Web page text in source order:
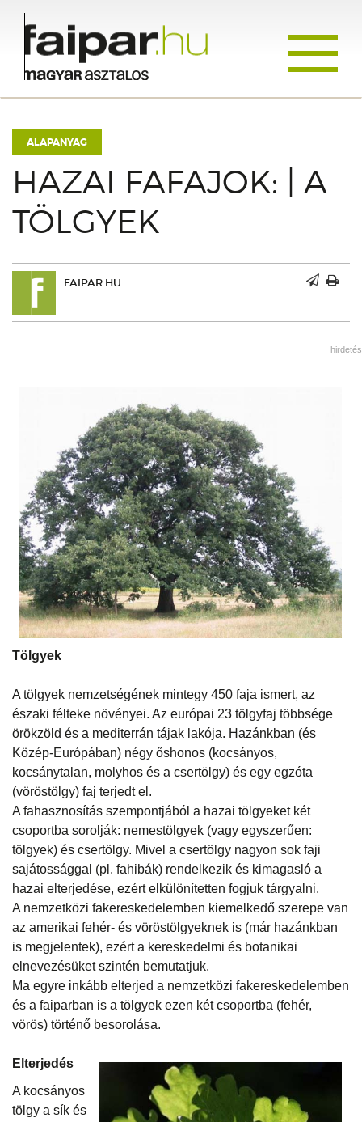
ALAPANYAG
HAZAI FAFAJOK: | A
TÖLGYEK
FAIPAR.HU
hirdetés
Tölgyek
A tölgyek nemzetségének mintegy 450 faja ismert, az
északi félteke növényei. Az európai 23 tölgyfaj többsége
örökzöld és a mediterrán tájak lakója. Hazánkban (és
Közép-Európában) négy őshonos (kocsányos,
kocsánytalan, molyhos és a csertölgy) és egy egzóta
(vöröstölgy) faj terjedt el.
A fahasznosítás szempontjából a hazai tölgyeket két
csoportba sorolják: nemestölgyek (vagy egyszerűen:
tölgyek) és csertölgy. Mivel a csertölgy nagyon sok faji
sajátossággal (pl. fahibák) rendelkezik és kimagasló a
hazai elterjedése, ezért elkülönítetten fogjuk tárgyalni.
A nemzetközi fakereskedelemben kiemelkedő szerepe van
az amerikai fehér- és vöröstölgyeknek is (már hazánkban
is megjelentek), ezért a kereskedelmi és botanikai
elnevezésüket szintén bemutatjuk.
Ma egyre inkább elterjed a nemzetközi fakereskedelemben
és a faiparban is a tölgyek ezen két csoportba (fehér,
vörös) történő besorolása.
Elterjedés
A kocsányos
tölgy a sík és